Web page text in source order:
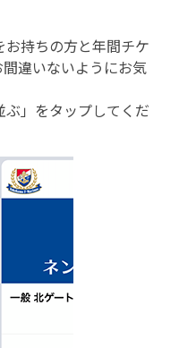
持ちの方と年間チケ
違いないようにお気
」をタップしてくだ